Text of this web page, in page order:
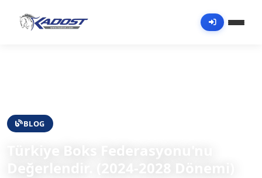
BLOG
Değerlendir. (2024-2028 Dönemi)